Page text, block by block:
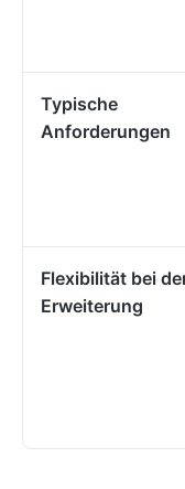
Typische
Anforderungen
Flexibilität bei
Erweiterung